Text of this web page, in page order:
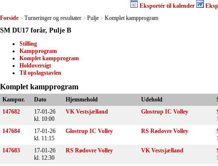
Eksportér til kalender
Forside > Turneringer og resultater > Pulje > Komplet kampprogram
SM DU17 forår, Pulje B
Stilling
Kampprogram
Komplet kampprogram
Holdoversigt
Til opslagstavlen
Komplet kampprogram
Kampnr. Dato Hjemmehold Udehold
147682
17-01-26
kl. 10:00
VK Vestsjælland Glostrup IC Volley
147684
17-01-26
kl. 11:15
Glostrup IC Volley RS Rødovre Volley
147683
17-01-26
kl. 12:30
RS Rødovre Volley VK Vestsjælland